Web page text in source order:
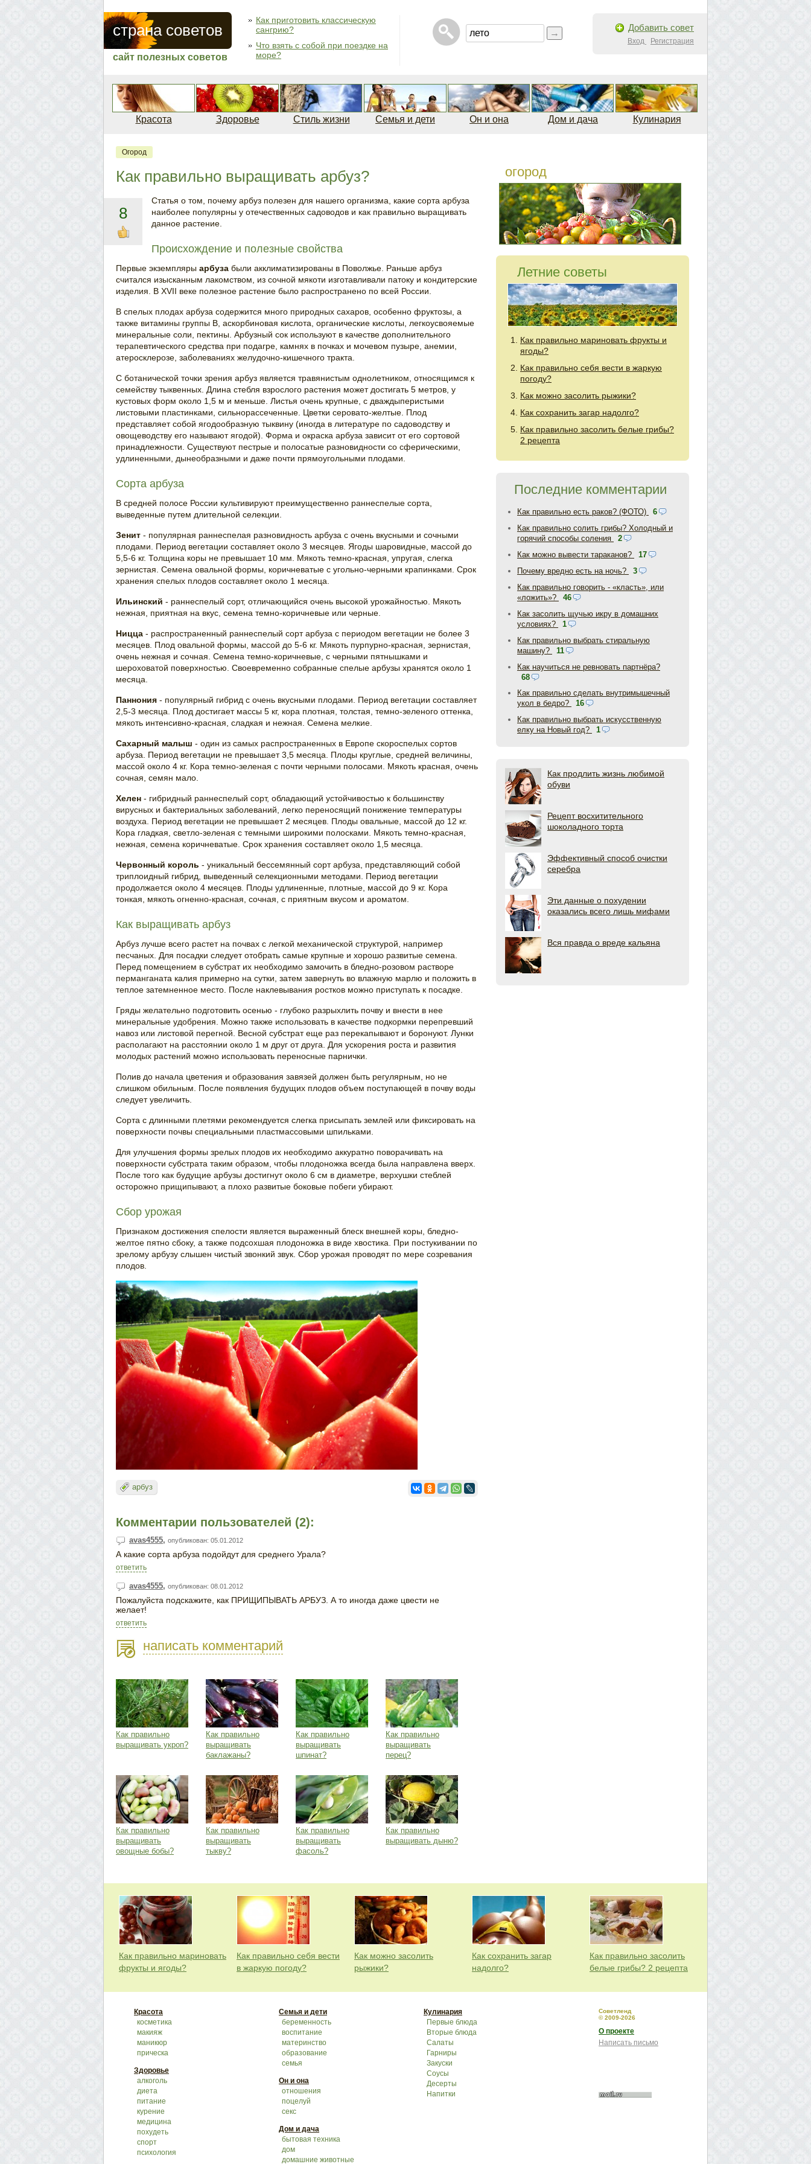
страна советов
сайт полезных советов
Как приготовить классическую
сангрию?
Что взять с собой при поездке на
море?
Добавить совет
Вход Регистрация
Красота Здоровье Стиль жизни Семья и дети Он и она Дом и дача Кулинария
Огород
Как правильно выращивать арбуз?
8
Статья о том, почему арбуз полезен для нашего организма, какие сорта арбуза
наиболее популярны у отечественных садоводов и как правильно выращивать
данное растение.
Происхождение и полезные свойства
Первые экземпляры арбуза были акклиматизированы в Поволжье. Раньше арбуз
считался изысканным лакомством, из сочной мякоти изготавливали патоку и кондитерские
изделия. В XVII веке полезное растение было распространено по всей России.
В спелых плодах арбуза содержится много природных сахаров, особенно фруктозы, а
также витамины группы В, аскорбиновая кислота, органические кислоты, легкоусвояемые
минеральные соли, пектины. Арбузный сок используют в качестве дополнительного
терапевтического средства при подагре, камнях в почках и мочевом пузыре, анемии,
атеросклерозе, заболеваниях желудочно-кишечного тракта.
С ботанической точки зрения арбуз является травянистым однолетником, относящимся к
семейству тыквенных. Длина стебля взрослого растения может достигать 5 метров, у
кустовых форм около 1,5 м и меньше. Листья очень крупные, с дваждыперистыми
листовыми пластинками, сильнорассеченные. Цветки серовато-желтые. Плод
представляет собой ягодообразную тыквину (иногда в литературе по садоводству и
овощеводству его называют ягодой). Форма и окраска арбуза зависит от его сортовой
принадлежности. Существуют пестрые и полосатые разновидности со сферическими,
удлиненными, дынеобразными и даже почти прямоугольными плодами.
Сорта арбуза
В средней полосе России культивируют преимущественно раннеспелые сорта,
выведенные путем длительной селекции.
Зенит - популярная раннеспелая разновидность арбуза с очень вкусными и сочными
плодами. Период вегетации составляет около 3 месяцев. Ягоды шаровидные, массой до
5,5-6 кг. Толщина коры не превышает 10 мм. Мякоть темно-красная, упругая, слегка
зернистая. Семена овальной формы, коричневатые с угольно-черными крапинками. Срок
хранения спелых плодов составляет около 1 месяца.
Ильинский - раннеспелый сорт, отличающийся очень высокой урожайностью. Мякоть
нежная, приятная на вкус, семена темно-коричневые или черные.
Ницца - распространенный раннеспелый сорт арбуза с периодом вегетации не более 3
месяцев. Плод овальной формы, массой до 5-6 кг. Мякоть пурпурно-красная, зернистая,
очень нежная и сочная. Семена темно-коричневые, с черными пятнышками и
шероховатой поверхностью. Своевременно собранные спелые арбузы хранятся около 1
месяца.
Паннония - популярный гибрид с очень вкусными плодами. Период вегетации составляет
2,5-3 месяца. Плод достигает массы 5 кг, кора плотная, толстая, темно-зеленого оттенка,
мякоть интенсивно-красная, сладкая и нежная. Семена мелкие.
Сахарный малыш - один из самых распространенных в Европе скороспелых сортов
арбуза. Период вегетации не превышает 3,5 месяца. Плоды круглые, средней величины,
массой около 4 кг. Кора темно-зеленая с почти черными полосами. Мякоть красная, очень
сочная, семян мало.
Хелен - гибридный раннеспелый сорт, обладающий устойчивостью к большинству
вирусных и бактериальных заболеваний, легко переносящий понижение температуры
воздуха. Период вегетации не превышает 2 месяцев. Плоды овальные, массой до 12 кг.
Кора гладкая, светло-зеленая с темными широкими полосками. Мякоть темно-красная,
нежная, семена коричневатые. Срок хранения составляет около 1,5 месяца.
Червонный король - уникальный бессемянный сорт арбуза, представляющий собой
триплоидный гибрид, выведенный селекционными методами. Период вегетации
продолжается около 4 месяцев. Плоды удлиненные, плотные, массой до 9 кг. Кора
тонкая, мякоть огненно-красная, сочная, с приятным вкусом и ароматом.
Как выращивать арбуз
Арбуз лучше всего растет на почвах с легкой механической структурой, например
песчаных. Для посадки следует отобрать самые крупные и хорошо развитые семена.
Перед помещением в субстрат их необходимо замочить в бледно-розовом растворе
перманганата калия примерно на сутки, затем завернуть во влажную марлю и положить в
теплое затемненное место. После наклевывания ростков можно приступать к посадке.
Гряды желательно подготовить осенью - глубоко разрыхлить почву и внести в нее
минеральные удобрения. Можно также использовать в качестве подкормки перепревший
навоз или листовой перегной. Весной субстрат еще раз перекапывают и боронуют. Лунки
располагают на расстоянии около 1 м друг от друга. Для ускорения роста и развития
молодых растений можно использовать переносные парнички.
Полив до начала цветения и образования завязей должен быть регулярным, но не
слишком обильным. После появления будущих плодов объем поступающей в почву воды
следует увеличить.
Сорта с длинными плетями рекомендуется слегка присыпать землей или фиксировать на
поверхности почвы специальными пластмассовыми шпильками.
Для улучшения формы зрелых плодов их необходимо аккуратно поворачивать на
поверхности субстрата таким образом, чтобы плодоножка всегда была направлена вверх.
После того как будущие арбузы достигнут около 6 см в диаметре, верхушки стеблей
осторожно прищипывают, а плохо развитые боковые побеги убирают.
Сбор урожая
Признаком достижения спелости является выраженный блеск внешней коры, бледно-
желтое пятно сбоку, а также подсохшая плодоножка в виде хвостика. При постукивании по
зрелому арбузу слышен чистый звонкий звук. Сбор урожая проводят по мере созревания
плодов.
арбуз
Комментарии пользователей (2):
avas4555, опубликован: 05.01.2012
А какие сорта арбуза подойдут для среднего Урала?
ответить
avas4555, опубликован: 08.01.2012
Пожалуйста подскажите, как ПРИЩИПЫВАТЬ АРБУЗ. А то иногда даже цвести не
желает!
ответить
написать комментарий
Как правильно
выращивать укроп?
Как правильно
выращивать
баклажаны?
Как правильно
выращивать
шпинат?
Как правильно
выращивать
перец?
Как правильно
выращивать
овощные бобы?
Как правильно
выращивать
тыкву?
Как правильно
выращивать
фасоль?
Как правильно
выращивать дыню?
огород
Летние советы
Как правильно мариновать фрукты и
ягоды?
Как правильно себя вести в жаркую
погоду?
Как можно засолить рыжики?
Как сохранить загар надолго?
Как правильно засолить белые грибы?
2 рецепта
Последние комментарии
Как правильно есть раков? (ФОТО)
6
Как правильно солить грибы? Холодный и
горячий способы соления
2
Как можно вывести тараканов?
17
Почему вредно есть на ночь?
3
Как правильно говорить - «класть», или
«ложить»?
46
Как засолить щучью икру в домашних
условиях?
1
Как правильно выбрать стиральную
машину?
11
Как научиться не ревновать партнёра?
68
Как правильно сделать внутримышечный
укол в бедро?
16
Как правильно выбрать искусственную
елку на Новый год?
1
Как продлить жизнь любимой
обуви
Рецепт восхитительного
шоколадного торта
Эффективный способ очистки
серебра
Эти данные о похудении
оказались всего лишь мифами
Вся правда о вреде кальяна
Как правильно мариновать
фрукты и ягоды?
Как правильно себя вести
в жаркую погоду?
Как можно засолить
рыжики?
Как сохранить загар
надолго?
Как правильно засолить
белые грибы? 2 рецепта
Красота
косметика
макияж
маникюр
прическа
Здоровье
алкоголь
диета
питание
курение
медицина
похудеть
спорт
психология
Семья и дети
беременность
воспитание
материнство
образование
семья
Он и она
отношения
поцелуй
секс
Дом и дача
бытовая техника
дом
домашние животные
Кулинария
Первые блюда
Вторые блюда
Салаты
Гарниры
Закуски
Соусы
Десерты
Напитки
Советленд
© 2009-2026
О проекте
Написать письмо